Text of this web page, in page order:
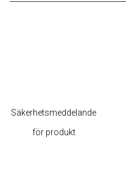
Säkerhetsmeddelande
för produkt